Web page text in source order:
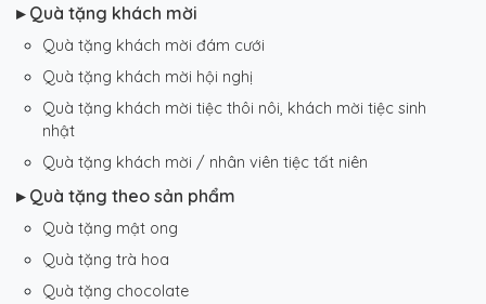
▸ Quà tặng khách mời
Quà tặng khách mời đám cưới
Quà tặng khách mời hội nghị
Quà tặng khách mời tiệc thôi nôi, khách mời tiệc sinh
nhật
Quà tặng khách mời / nhân viên tiệc tất niên
▸ Quà tặng theo sản phẩm
Quà tặng mật ong
Quà tặng trà hoa
Quà tặng chocolate